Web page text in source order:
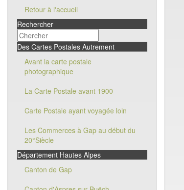
Retour à l'accueil
Rechercher
Des Cartes Postales Autrement
Avant la carte postale
photographique
La Carte Postale avant 1900
Carte Postale ayant voyagée loin
Les Commerces à Gap au début du
20°Siècle
Département Hautes Alpes
Canton de Gap